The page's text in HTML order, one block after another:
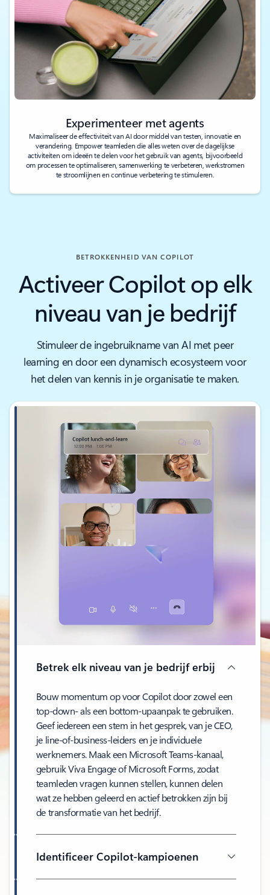
Experimenteer met agents
Maximaliseer de effectiviteit van AI door middel van testen, innovatie en
verandering. Empower teamleden die alles weten over de dagelijkse
activiteiten om ideeën te delen voor het gebruik van agents, bijvoorbeeld
om processen te optimaliseren, samenwerking te verbeteren, werkstromen
te stroomlijnen en continue verbetering te stimuleren.
BETROKKENHEID VAN COPILOT
Activeer Copilot op elk
niveau van je bedrijf
Stimuleer de ingebruikname van AI met peer
learning en door een dynamisch ecosysteem voor
het delen van kennis in je organisatie te maken.
Betrek elk niveau van je bedrijf erbij
Bouw momentum op voor Copilot door zowel een
top-down- als een bottom-upaanpak te gebruiken.
Geef iedereen een stem in het gesprek, van je CEO,
je line-of-business-leiders en je individuele
werknemers. Maak een Microsoft Teams-kanaal,
gebruik Viva Engage of Microsoft Forms, zodat
teamleden vragen kunnen stellen, kunnen delen
wat ze hebben geleerd en actief betrokken zijn bij
de transformatie van het bedrijf.
Identificeer Copilot-kampioenen